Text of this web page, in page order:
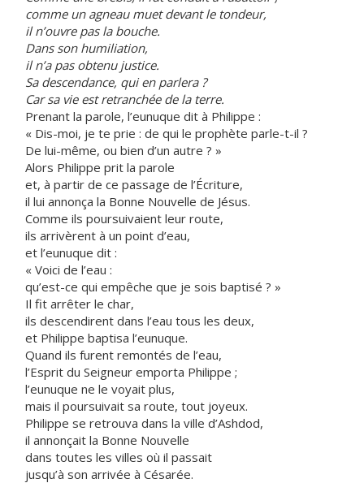
comme un agneau muet devant le tondeur,
il n’ouvre pas la bouche.
Dans son humiliation,
il n’a pas obtenu justice.
Sa descendance, qui en parlera ?
Car sa vie est retranchée de la terre.
Prenant la parole, l’eunuque dit à Philippe :
« Dis-moi, je te prie : de qui le prophète parle-t-il ?
De lui-même, ou bien d’un autre ? »
Alors Philippe prit la parole
et, à partir de ce passage de l’Écriture,
il lui annonça la Bonne Nouvelle de Jésus.
Comme ils poursuivaient leur route,
ils arrivèrent à un point d’eau,
et l’eunuque dit :
« Voici de l’eau :
qu’est-ce qui empêche que je sois baptisé ? »
Il fit arrêter le char,
ils descendirent dans l’eau tous les deux,
et Philippe baptisa l’eunuque.
Quand ils furent remontés de l’eau,
l’Esprit du Seigneur emporta Philippe ;
l’eunuque ne le voyait plus,
mais il poursuivait sa route, tout joyeux.
Philippe se retrouva dans la ville d’Ashdod,
il annonçait la Bonne Nouvelle
dans toutes les villes où il passait
jusqu’à son arrivée à Césarée.